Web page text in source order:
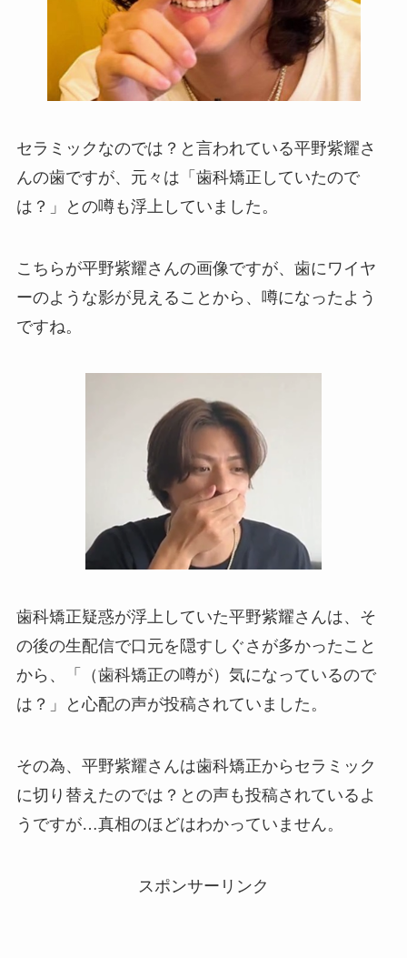
セラミックなのでは？と言われている平野紫耀さ
んの歯ですが、元々は「歯科矯正していたので
は？」との噂も浮上していました。
こちらが平野紫耀さんの画像ですが、歯にワイヤ
ーのような影が見えることから、噂になったよう
ですね。
歯科矯正疑惑が浮上していた平野紫耀さんは、そ
の後の生配信で口元を隠すしぐさが多かったこと
から、「（歯科矯正の噂が）気になっているので
は？」と心配の声が投稿されていました。
その為、平野紫耀さんは歯科矯正からセラミック
に切り替えたのでは？との声も投稿されているよ
うですが…真相のほどはわかっていません。
スポンサーリンク